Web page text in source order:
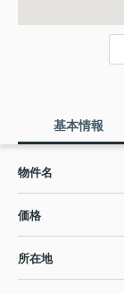
基本情報
物件名
価格
所在地